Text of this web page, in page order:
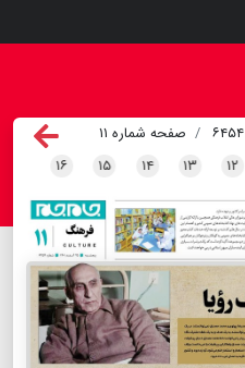
صفحه شماره ۱۱
۱۲ ۱۳ ۱۴ ۱۵ ۱۶